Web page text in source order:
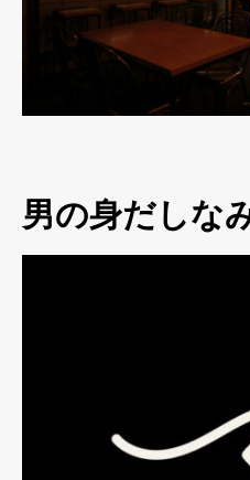
男の身だしな